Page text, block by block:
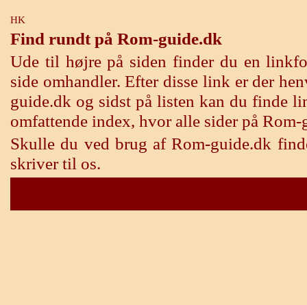
HK
Find rundt på Rom-guide.dk
Ude til højre på siden finder du en
side omhandler. Efter disse link er der
guide.dk og sidst på listen kan du finde
omfattende index, hvor alle sider på
Skulle du ved brug af Rom-guide.dk
skriver til os.